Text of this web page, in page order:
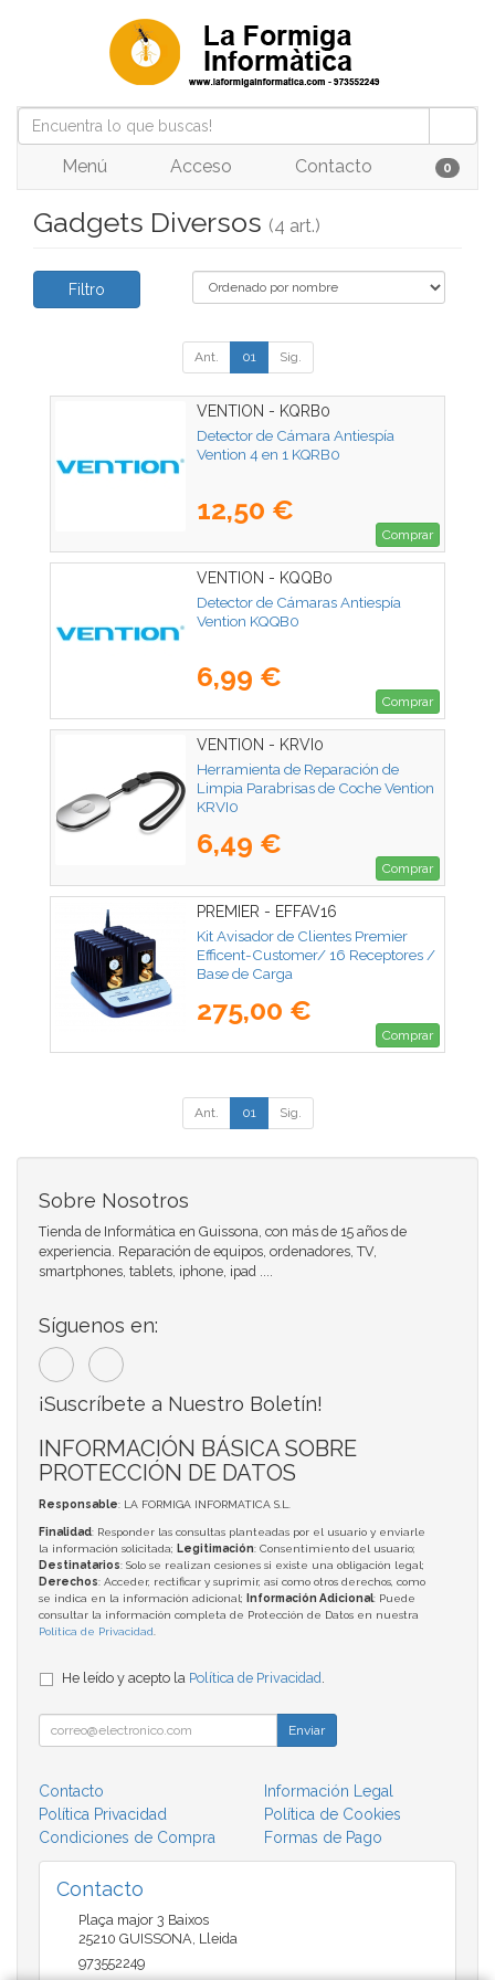
Menú Acceso Contacto 0
Gadgets Diversos (4 art.)
Filtro
Ant. 01 Sig.
VENTION - KQRB0
Detector de Cámara Antiespía
Vention 4 en 1 KQRB0
12,50 €
Comprar
VENTION - KQQB0
Detector de Cámaras Antiespía
Vention KQQB0
6,99 €
Comprar
VENTION - KRVI0
Herramienta de Reparación de
Limpia Parabrisas de Coche Vention
KRVI0
6,49 €
Comprar
PREMIER - EFFAV16
Kit Avisador de Clientes Premier
Efficent-Customer/ 16 Receptores /
Base de Carga
275,00 €
Comprar
Ant. 01 Sig.
Sobre Nosotros
Tienda de Informática en Guissona, con más de 15 años de
experiencia. Reparación de equipos, ordenadores, TV,
smartphones, tablets, iphone, ipad ....
Síguenos en:
¡Suscríbete a Nuestro Boletín!
INFORMACIÓN BÁSICA SOBRE
PROTECCIÓN DE DATOS
Responsable: LA FORMIGA INFORMATICA S.L.
Finalidad: Responder las consultas planteadas por el usuario y enviarle
la información solicitada; Legitimación: Consentimiento del usuario;
Destinatarios: Solo se realizan cesiones si existe una obligación legal;
Derechos: Acceder, rectificar y suprimir, así como otros derechos, como
se indica en la información adicional;
Información Adicional: Puede
consultar la información completa de Protección de Datos en nuestra
Política de Privacidad
He leído y acepto la Política de Privacidad.
Enviar
Contacto
Información Legal
Política Privacidad
Política de Cookies
Condiciones de Compra
Formas de Pago
Contacto
Plaça major 3 Baixos
25210 GUISSONA, Lleida
973552249